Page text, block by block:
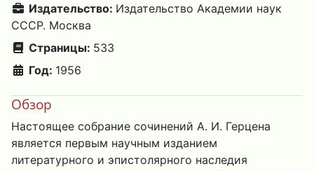
Издательство: Издательство Академии наук
СССР. Москва
Страницы: 533
Год: 1956
Обзор
Настоящее собрание сочинений А. И. Герцена
является первым научным изданием
литературного и эпистолярного наследия